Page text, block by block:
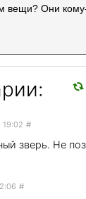
вещи? Они
19:02 #
зверь. Не
#